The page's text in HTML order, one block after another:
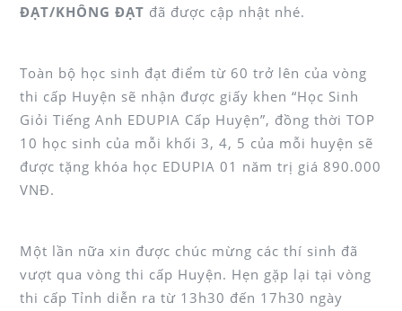
ĐẠT/KHÔNG ĐẠT đã được cập nhật nhé.
Toàn bộ học sinh đạt điểm từ 60 trở lên của vòng
thi cấp Huyện sẽ nhận được giấy khen “Học Sinh
Giỏi Tiếng Anh EDUPIA Cấp Huyện”, đồng thời TOP
10 học sinh của mỗi khối 3, 4, 5 của mỗi huyện sẽ
được tặng khóa học EDUPIA 01 năm trị giá 890.000
VNĐ.
Một lần nữa xin được chúc mừng các thí sinh đã
vượt qua vòng thi cấp Huyện. Hẹn gặp lại tại vòng
thi cấp Tỉnh diễn ra từ 13h30 đến 17h30 ngày